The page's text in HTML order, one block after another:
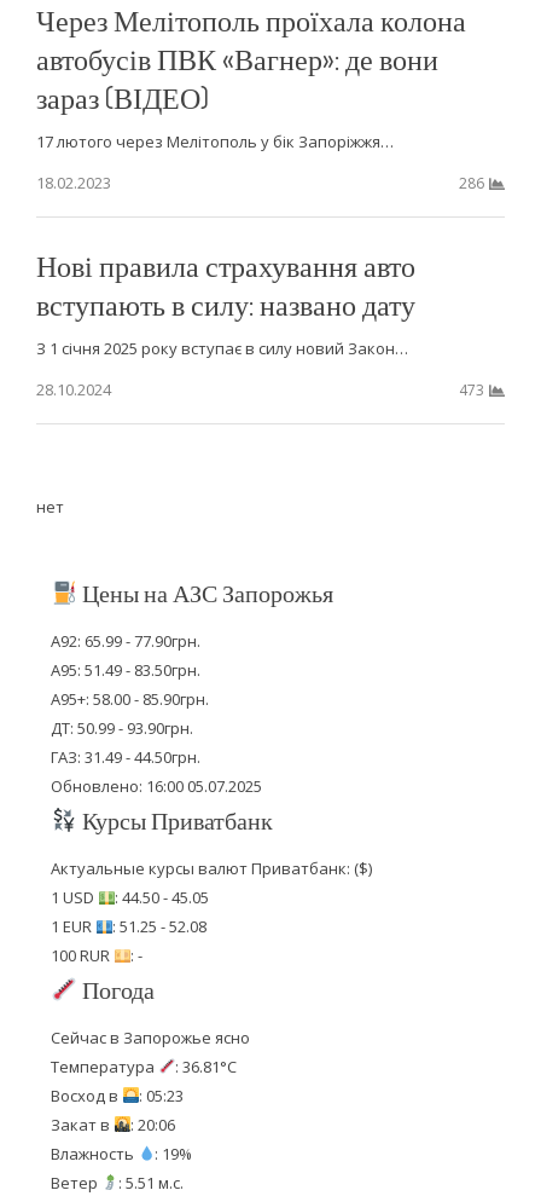
Через Мелітополь проїхала колона
автобусів ПВК «Вагнер»: де вони
зараз (ВІДЕО)
17 лютого через Мелітополь у бік Запоріжжя…
18.02.2023
286
Нові правила страхування авто
вступають в силу: названо дату
З 1 січня 2025 року вступає в силу новий Закон…
28.10.2024
473
нет
Цены на АЗС Запорожья
А92: 65.99 - 77.90грн.
А95: 51.49 - 83.50грн.
А95+: 58.00 - 85.90грн.
ДТ: 50.99 - 93.90грн.
ГАЗ: 31.49 - 44.50грн.
Обновлено: 16:00 05.07.2025
Курсы Приватбанк
Актуальные курсы валют Приватбанк: ($)
1 USD
: 44.50 - 45.05
1 EUR
: 51.25 - 52.08
100 RUR
: -
Погода
Сейчас в Запорожье ясно
Температура
: 36.81°C
Восход в
: 05:23
Закат в
: 20:06
Влажность
: 19%
Ветер
: 5.51 м.с.